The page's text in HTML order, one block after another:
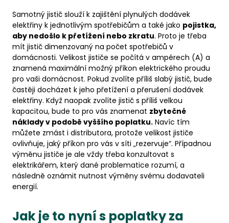
Samotný jistič slouží k zajištění plynulých dodávek
elektřiny k jednotlivým spotřebičům a také jako pojistka,
aby nedošlo k přetížení nebo zkratu. Proto je třeba
mít jistič dimenzovaný na počet spotřebičů v
domácnosti. Velikost jističe se počítá v ampérech (A) a
znamená maximální možný příkon elektrického proudu
pro vaši domácnost. ​​Pokud zvolíte příliš slabý jistič, bude
častěji docházet k jeho přetížení a přerušení dodávek
elektřiny. Když naopak zvolíte jistič s příliš velkou
kapacitou, bude to pro vás znamenat zbytečné
náklady v podobě vyššího poplatku. Navíc tím
můžete zmást i distributora, protože velikost jističe
ovlivňuje, jaký příkon pro vás v síti „rezervuje“. Případnou
výměnu jističe je ale vždy třeba konzultovat s
elektrikářem, který dané problematice rozumí, a
následně oznámit nutnost výměny svému dodavateli
energií.
Jak je to nyní s poplatky za